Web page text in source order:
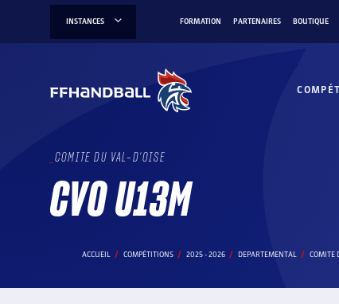
INSTANCES FORMATION PARTENAIRES BOUTIQUE
COMITE DU VAL-D'OISE
CVO U13M
ACCUEIL COMPÉTITIONS 2025 - 2026 DEPARTEMENTAL COMITE